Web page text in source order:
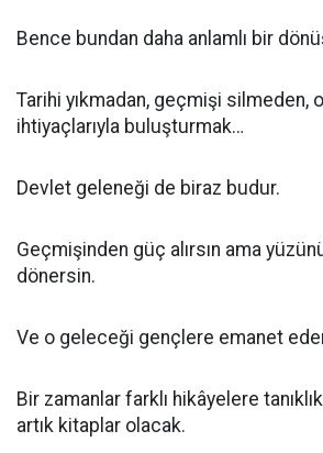
Bence bundan daha anlamlı bir
Tarihi yıkmadan, geçmişi silmeden,
ihtiyaçlarıyla buluşturmak…
Devlet geleneği de biraz budur.
Geçmişinden güç alırsın ama
dönersin.
Ve o geleceği gençlere emanet
Bir zamanlar farklı hikâyelere
artık kitaplar olacak.